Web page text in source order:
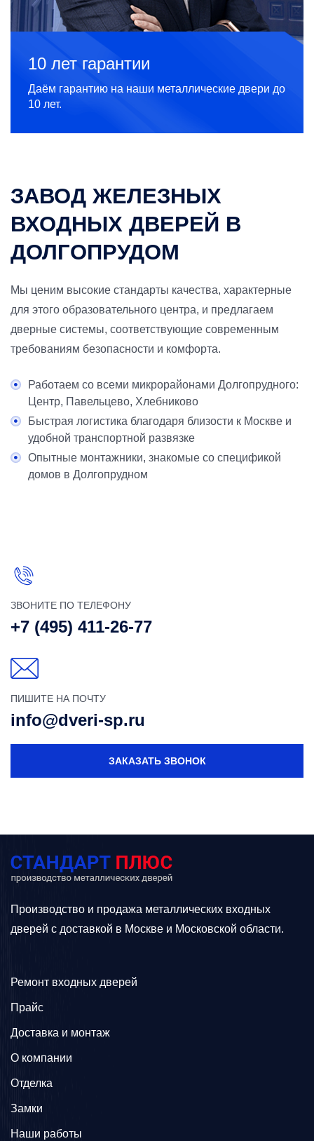
10 лет гарантии
Даём гарантию на наши металлические двери до
10 лет.
ЗАВОД ЖЕЛЕЗНЫХ
ВХОДНЫХ ДВЕРЕЙ В
ДОЛГОПРУДОМ
Мы ценим высокие стандарты качества, характерные
для этого образовательного центра, и предлагаем
дверные системы, соответствующие современным
требованиям безопасности и комфорта.
Работаем со всеми микрорайонами Долгопрудного:
Центр, Павельцево, Хлебниково
Быстрая логистика благодаря близости к Москве и
удобной транспортной развязке
Опытные монтажники, знакомые со спецификой
домов в Долгопрудном
ЗВОНИТЕ ПО ТЕЛЕФОНУ
+7 (495) 411-26-77
ПИШИТЕ НА ПОЧТУ
info@dveri-sp.ru
ЗАКАЗАТЬ ЗВОНОК
Производство и продажа металлических входных
дверей с доставкой в Москве и Московской области.
Ремонт входных дверей
Прайс
Доставка и монтаж
О компании
Отделка
Замки
Наши работы